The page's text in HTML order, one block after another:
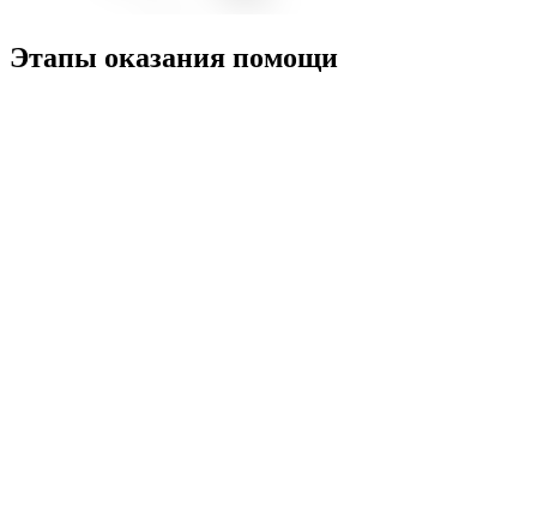
Этапы оказания помощи